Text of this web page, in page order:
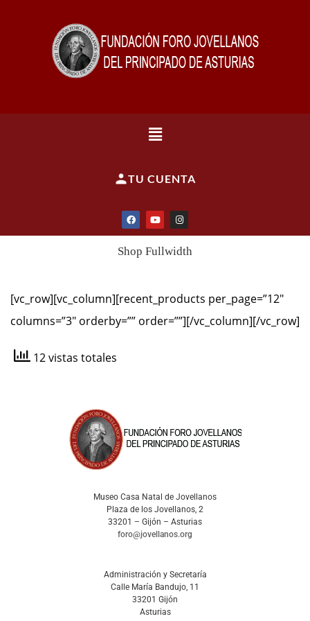
TU CUENTA
Shop Fullwidth
[vc_row][vc_column][recent_products per_page=”12″
columns=”3″ orderby=”” order=””][/vc_column][/vc_row]
12 vistas totales
Museo Casa Natal de Jovellanos
Plaza de los Jovellanos, 2
33201 – Gijón – Asturias
foro@jovellanos.org
Administración y Secretaría
Calle María Bandujo, 11
33201 Gijón
Asturias